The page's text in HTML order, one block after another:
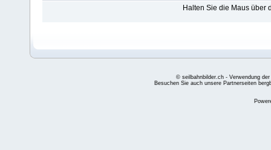
Halten Sie die Maus über
© seilbahnbilder.ch - Verwendung
Besuchen Sie auch unsere Partnerseiten